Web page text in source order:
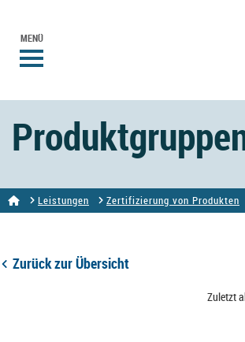
MENÜ
Leistungen Zertifizierung von Produkten
Zurück zur Übersicht
Zuletzt